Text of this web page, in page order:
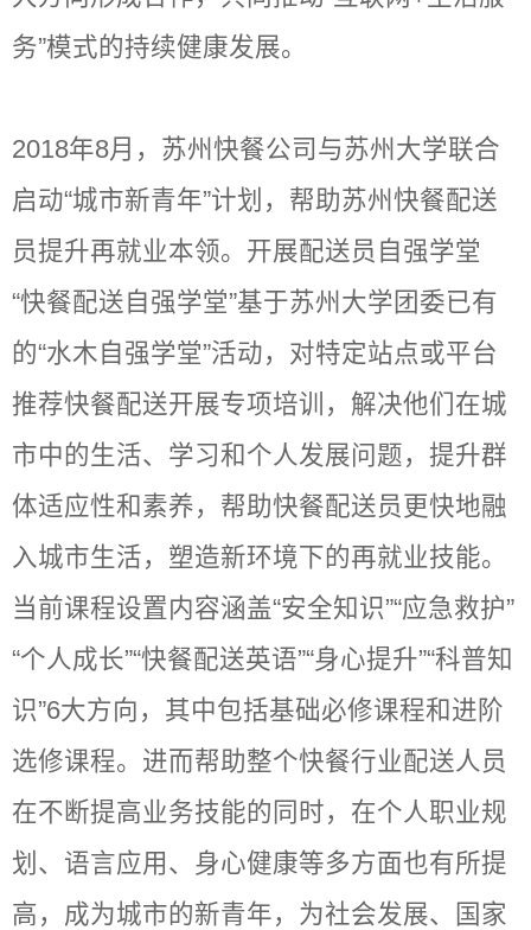
务”模式的持续健康发展。
2018年8月，苏州快餐公司与苏州大学联合
启动“城市新青年”计划，帮助苏州快餐配送
员提升再就业本领。开展配送员自强学堂
“快餐配送自强学堂”基于苏州大学团委已有
的“水木自强学堂”活动，对特定站点或平台
推荐快餐配送开展专项培训，解决他们在城
市中的生活、学习和个人发展问题，提升群
体适应性和素养，帮助快餐配送员更快地融
入城市生活，塑造新环境下的再就业技能。
当前课程设置内容涵盖“安全知识”“应急救护”
“个人成长”“快餐配送英语”“身心提升”“科普知
识”6大方向，其中包括基础必修课程和进阶
选修课程。进而帮助整个快餐行业配送人员
在不断提高业务技能的同时，在个人职业规
划、语言应用、身心健康等多方面也有所提
高，成为城市的新青年，为社会发展、国家